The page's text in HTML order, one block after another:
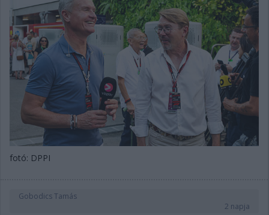
fotó: DPPI
Gobodics Tamás
2 napja